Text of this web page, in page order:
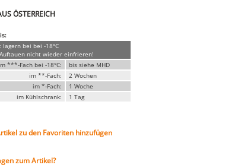
ÖSTERREICH
lagern bei bei -18°C
nicht wieder einfrieren!
***-Fach bei -18°C:
bis siehe MHD
im **-Fach:
2 Wochen
im *-Fach:
1 Woche
im Kühlschrank:
1 Tag
zu den Favoriten hinzufügen
zum Artikel?